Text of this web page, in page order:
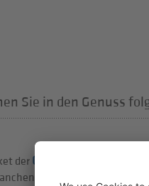
Sie in den Genuss
der Geoanalyse
, welche
zu Leerständen